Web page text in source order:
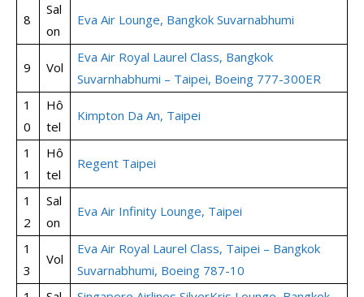
8
Sal
on
Eva Air Lounge, Bangkok Suvarnabhumi
9 Vol
Eva Air Royal Laurel Class, Bangkok
Suvarnhabhumi – Taipei, Boeing 777-300ER
1
0
Hô
tel
Kimpton Da An, Taipei
1
1
Hô
tel
Regent Taipei
1
2
Sal
on
Eva Air Infinity Lounge, Taipei
1
3
Vol
Eva Air Royal Laurel Class, Taipei – Bangkok
Suvarnabhumi, Boeing 787-10